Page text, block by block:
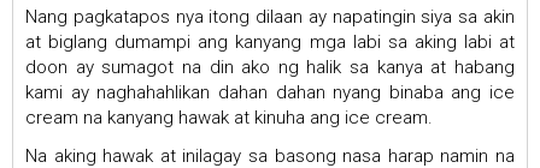
Nang pagkatapos nya itong dilaan ay napatingin siya sa akin
at biglang dumampi ang kanyang mga labi sa aking labi at
doon ay sumagot na din ako ng halik sa kanya at habang
kami ay naghahahlikan dahan dahan nyang binaba ang ice
cream na kanyang hawak at kinuha ang ice cream.
Na aking hawak at inilagay sa basong nasa harap namin na